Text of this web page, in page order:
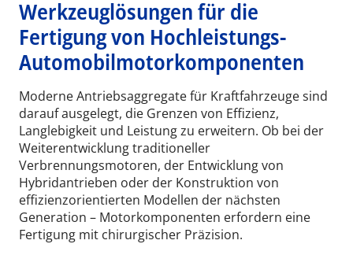
EXPERTISE
INSIDE MIKRON TOOL
Werkzeuglösungen für die
Fertigung von Hochleistungs-
Automobilmotorkomponenten
Moderne Antriebsaggregate für Kraftfahrzeuge sind
darauf ausgelegt, die Grenzen von Effizienz,
Langlebigkeit und Leistung zu erweitern. Ob bei der
Weiterentwicklung traditioneller
Verbrennungsmotoren, der Entwicklung von
Hybridantrieben oder der Konstruktion von
effizienzorientierten Modellen der nächsten
Generation – Motorkomponenten erfordern eine
Fertigung mit chirurgischer Präzision.